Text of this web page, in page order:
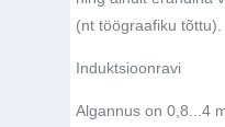
(nt töögraafiku tõttu).
Induktsioonravi
Algannus on 0,8...4